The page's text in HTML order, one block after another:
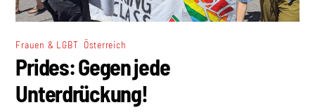
Frauen & LGBT Österreich
Prides: Gegen jede
Unterdrückung!